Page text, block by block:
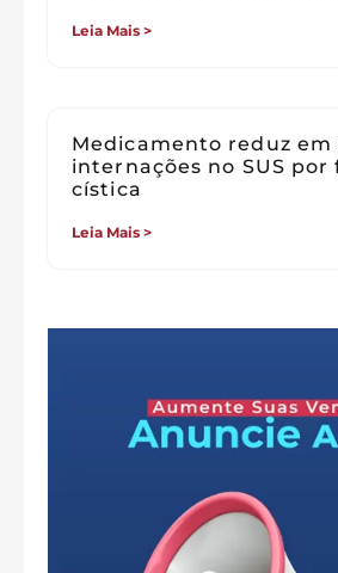
Leia Mais >
Medicamento reduz em
internações no SUS por
cística
Leia Mais >